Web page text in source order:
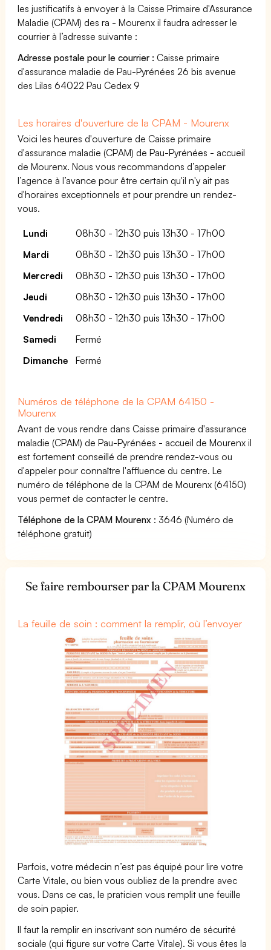
les justificatifs à envoyer à la Caisse Primaire d'Assurance
Maladie (CPAM) des ra - Mourenx il faudra adresser le
courrier à l’adresse suivante :
Adresse postale pour le courrier : Caisse primaire
d'assurance maladie de Pau-Pyrénées 26 bis avenue
des Lilas 64022 Pau Cedex 9
Les horaires d'ouverture de la CPAM - Mourenx
Voici les heures d'ouverture de Caisse primaire
d'assurance maladie (CPAM) de Pau-Pyrénées - accueil
de Mourenx. Nous vous recommandons d’appeler
l’agence à l’avance pour être certain qu'il n'y ait pas
d'horaires exceptionnels et pour prendre un rendez-
vous.
Lundi
08h30 - 12h30 puis 13h30 - 17h00
Mardi
08h30 - 12h30 puis 13h30 - 17h00
Mercredi
08h30 - 12h30 puis 13h30 - 17h00
Jeudi
08h30 - 12h30 puis 13h30 - 17h00
Vendredi
08h30 - 12h30 puis 13h30 - 17h00
Samedi
Fermé
Dimanche
Fermé
Numéros de téléphone de la CPAM 64150 -
Mourenx
Avant de vous rendre dans Caisse primaire d'assurance
maladie (CPAM) de Pau-Pyrénées - accueil de Mourenx il
est fortement conseillé de prendre rendez-vous ou
d'appeler pour connaître l'affluence du centre. Le
numéro de téléphone de la CPAM de Mourenx (64150)
vous permet de contacter le centre.
Téléphone de la CPAM Mourenx : 3646 (Numéro de
téléphone gratuit)
Se faire rembourser par la CPAM Mourenx
La feuille de soin : comment la remplir, où l’envoyer
Parfois, votre médecin n’est pas équipé pour lire votre
Carte Vitale, ou bien vous oubliez de la prendre avec
vous. Dans ce cas, le praticien vous remplit une feuille
de soin papier.
Il faut la remplir en inscrivant son numéro de sécurité
sociale (qui figure sur votre Carte Vitale). Si vous êtes la